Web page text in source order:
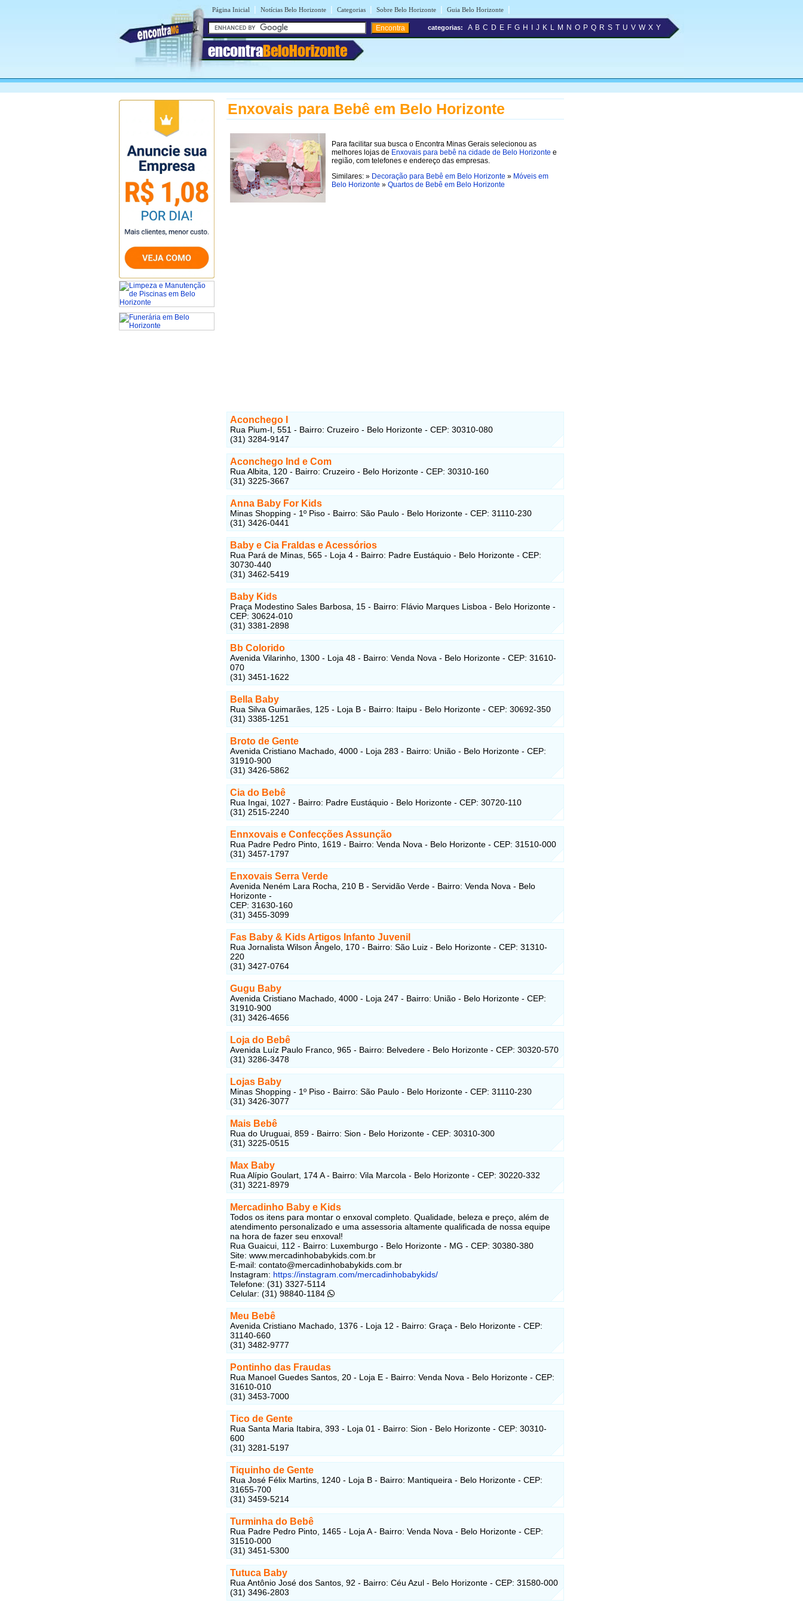
Página Inicial | Notícias Belo Horizonte | Categorias | Sobre Belo Horizonte | Guia Belo Horizonte |
encontraBeloHorizonte
categorias: A B C D E F G H J K L M N O P Q R S T U V W X Y
Enxovais para Bebê em Belo Horizonte
Para facilitar sua busca o Encontra Minas Gerais selecionou as
melhores lojas de Enxovais para bebê na cidade de Belo Horizonte e
região, com telefones e endereço das empresas.
Similares: » Decoração para Bebê em Belo Horizonte » Móveis em
Belo Horizonte » Quartos de Bebê em Belo Horizonte
Aconchego I
Rua Pium-I, 551 - Bairro: Cruzeiro - Belo Horizonte - CEP: 30310-080
(31) 3284-9147
Aconchego Ind e Com
Rua Albita, 120 - Bairro: Cruzeiro - Belo Horizonte - CEP: 30310-160
(31) 3225-3667
Anna Baby For Kids
Minas Shopping - 1º Piso - Bairro: São Paulo - Belo Horizonte - CEP: 31110-230
(31) 3426-0441
Baby e Cia Fraldas e Acessórios
Rua Pará de Minas, 565 - Loja 4 - Bairro: Padre Eustáquio - Belo Horizonte - CEP:
30730-440
(31) 3462-5419
Baby Kids
Praça Modestino Sales Barbosa, 15 - Bairro: Flávio Marques Lisboa - Belo Horizonte -
CEP: 30624-010
(31) 3381-2898
Bb Colorido
Avenida Vilarinho, 1300 - Loja 48 - Bairro: Venda Nova - Belo Horizonte - CEP: 31610-
070
(31) 3451-1622
Bella Baby
Rua Silva Guimarães, 125 - Loja B - Bairro: Itaipu - Belo Horizonte - CEP: 30692-350
(31) 3385-1251
Broto de Gente
Avenida Cristiano Machado, 4000 - Loja 283 - Bairro: União - Belo Horizonte - CEP:
31910-900
(31) 3426-5862
Cia do Bebê
Rua Ingai, 1027 - Bairro: Padre Eustáquio - Belo Horizonte - CEP: 30720-110
(31) 2515-2240
Ennxovais e Confecções Assunção
Rua Padre Pedro Pinto, 1619 - Bairro: Venda Nova - Belo Horizonte - CEP: 31510-000
(31) 3457-1797
Enxovais Serra Verde
Avenida Neném Lara Rocha, 210 B - Servidão Verde - Bairro: Venda Nova - Belo
Horizonte -
CEP: 31630-160
(31) 3455-3099
Fas Baby & Kids Artigos Infanto Juvenil
Rua Jornalista Wilson Ângelo, 170 - Bairro: São Luiz - Belo Horizonte - CEP: 31310-
220
(31) 3427-0764
Gugu Baby
Avenida Cristiano Machado, 4000 - Loja 247 - Bairro: União - Belo Horizonte - CEP:
31910-900
(31) 3426-4656
Loja do Bebê
Avenida Luíz Paulo Franco, 965 - Bairro: Belvedere - Belo Horizonte - CEP: 30320-570
(31) 3286-3478
Lojas Baby
Minas Shopping - 1º Piso - Bairro: São Paulo - Belo Horizonte - CEP: 31110-230
(31) 3426-3077
Mais Bebê
Rua do Uruguai, 859 - Bairro: Sion - Belo Horizonte - CEP: 30310-300
(31) 3225-0515
Max Baby
Rua Alípio Goulart, 174 A - Bairro: Vila Marcola - Belo Horizonte - CEP: 30220-332
(31) 3221-8979
Mercadinho Baby e Kids
Todos os itens para montar o enxoval completo. Qualidade, beleza e preço, além de
atendimento personalizado e uma assessoria altamente qualificada de nossa equipe
na hora de fazer seu enxoval!
Rua Guaicui, 112 - Bairro: Luxemburgo - Belo Horizonte - MG - CEP: 30380-380
Site: www.mercadinhobabykids.com.br
E-mail: contato@mercadinhobabykids.com.br
Instagram: https://instagram.com/mercadinhobabykids/
Telefone: (31) 3327-5114
Celular: (31) 98840-1184
Meu Bebê
Avenida Cristiano Machado, 1376 - Loja 12 - Bairro: Graça - Belo Horizonte - CEP:
31140-660
(31) 3482-9777
Pontinho das Fraudas
Rua Manoel Guedes Santos, 20 - Loja E - Bairro: Venda Nova - Belo Horizonte - CEP:
31610-010
(31) 3453-7000
Tico de Gente
Rua Santa Maria Itabira, 393 - Loja 01 - Bairro: Sion - Belo Horizonte - CEP: 30310-
600
(31) 3281-5197
Tiquinho de Gente
Rua José Félix Martins, 1240 - Loja B - Bairro: Mantiqueira - Belo Horizonte - CEP:
31655-700
(31) 3459-5214
Turminha do Bebê
Rua Padre Pedro Pinto, 1465 - Loja A - Bairro: Venda Nova - Belo Horizonte - CEP:
31510-000
(31) 3451-5300
Tutuca Baby
Rua Antônio José dos Santos, 92 - Bairro: Céu Azul - Belo Horizonte - CEP: 31580-000
(31) 3496-2803